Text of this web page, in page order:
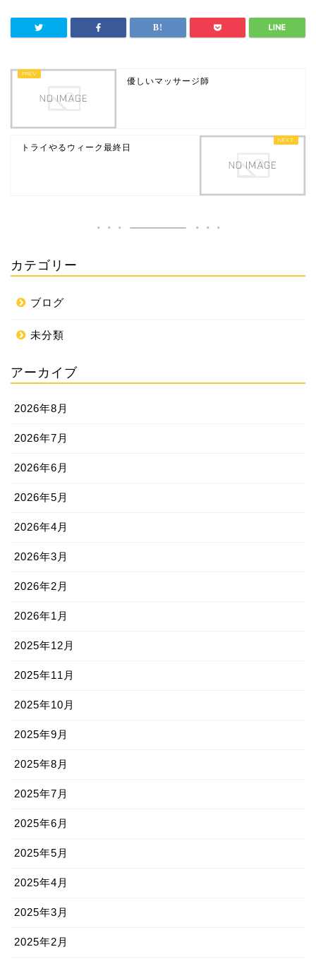
優しいマッサージ師
トライやるウィーク最終日
カテゴリー
ブログ
未分類
アーカイブ
2026年8月
2026年7月
2026年6月
2026年5月
2026年4月
2026年3月
2026年2月
2026年1月
2025年12月
2025年11月
2025年10月
2025年9月
2025年8月
2025年7月
2025年6月
2025年5月
2025年4月
2025年3月
2025年2月